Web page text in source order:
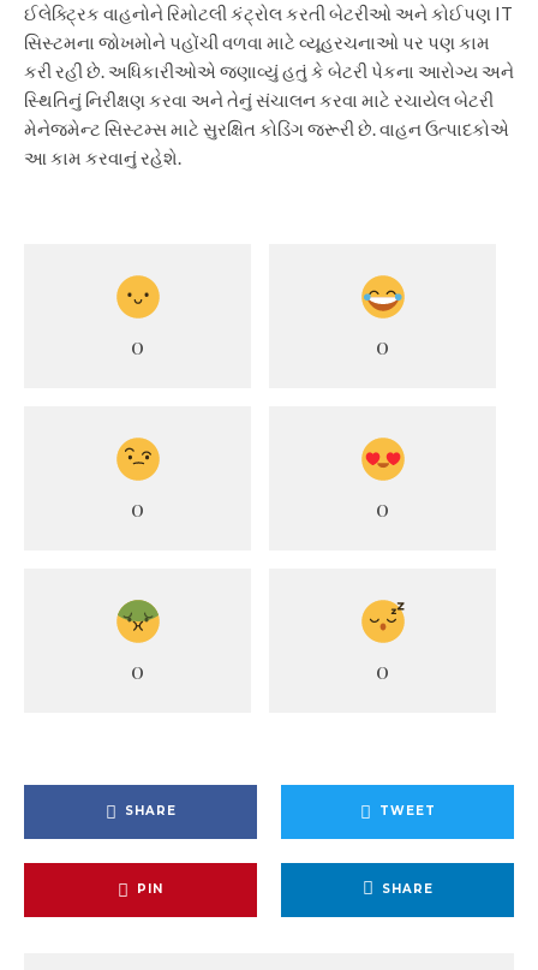
ઈલેક્ટ્રિક વાહનોને રિમોટલી કંટ્રોલ કરતી બેટરીઓ અને કોઈપણ IT
સિસ્ટમના જોખમોને પહોંચી વળવા માટે વ્યૂહરચનાઓ પર પણ કામ
કરી રહી છે. અધિકારીઓએ જણાવ્યું હતું કે બેટરી પેકના આરોગ્ય અને
સ્થિતિનું નિરીક્ષણ કરવા અને તેનું સંચાલન કરવા માટે રચાયેલ બેટરી
મેનેજમેન્ટ સિસ્ટમ્સ માટે સુરક્ષિત કોડિંગ જરૂરી છે. વાહન ઉત્પાદકોએ
આ કામ કરવાનું રહેશે.
0 0
0 0
0 0
SHARE TWEET
PIN SHARE